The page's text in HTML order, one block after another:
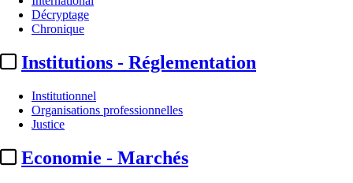
Décryptage
Chronique
Institutions - Réglementation
Institutionnel
Organisations professionnelles
Justice
Economie - Marchés